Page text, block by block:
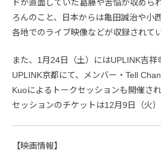
ドが直面していた葛藤や苦悩が収めら
ろんのこと、日本からは亀田誠治や小
各地でのライブ映像などが収録されてい
また、1月24日（土）にはUPLINK吉
UPLINK京都にて、メンバー・Tell
Kuoによるトークセッションも開催さ
セッションのチケットは12月9日（火
【映画情報】